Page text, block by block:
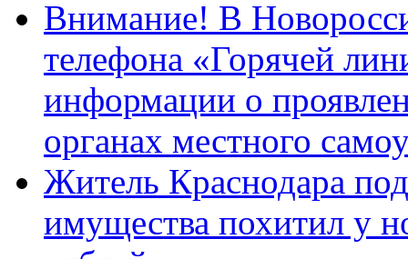
Внимание! В
телефона «Горячей
информации о
органах местного
Житель Краснодара
имущества похитил у